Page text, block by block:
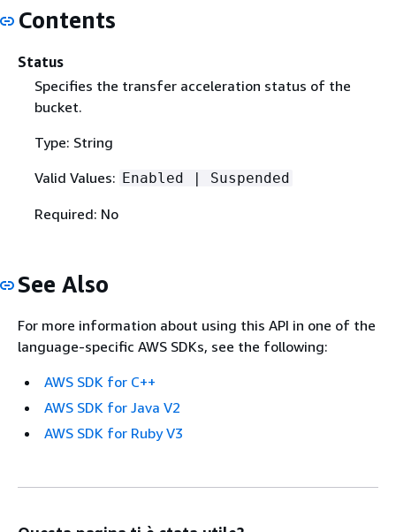
Contents
Status
Specifies the transfer acceleration status of the
bucket.
Type: String
Valid Values: Enabled | Suspended
Required: No
See Also
For more information about using this API in one of the
language-specific AWS SDKs, see the following:
AWS SDK for C++
AWS SDK for Java V2
AWS SDK for Ruby V3